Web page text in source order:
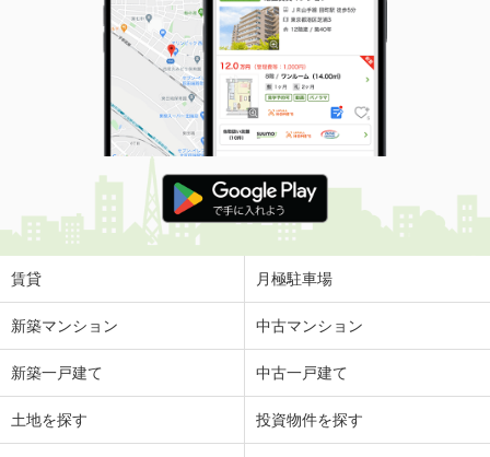
賃貸 月極駐車場
新築マンション 中古マンション
新築一戸建て 中古一戸建て
土地を探す 投資物件を探す